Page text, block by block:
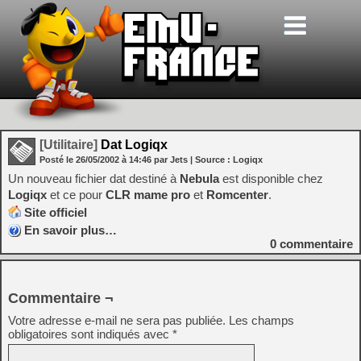
[Utilitaire] Dat Logiqx
Posté le 26/05/2002 à 14:46 par Jets | Source : Logiqx
Un nouveau fichier dat destiné à Nebulaest disponible chez
Logiqx et ce pour CLR mame pro et Romcenter.
Site officiel
En savoir plus…
0 commentaire
Commentaire ¬
Votre adresse e-mail ne sera pas publiée. Les champs
obligatoires sont indiqués avec *